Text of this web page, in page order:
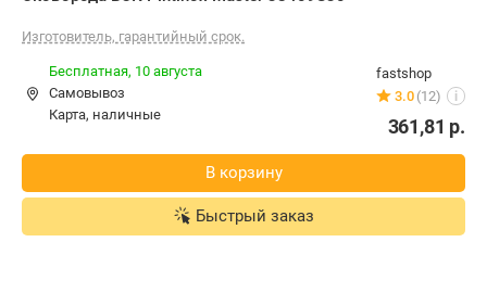
Изготовитель, гарантийный срок.
fastshop
3.0 (12) i
Бесплатная, 10 августа
Самовывоз
карта, наличные
361,81 р.
В корзину
Быстрый заказ